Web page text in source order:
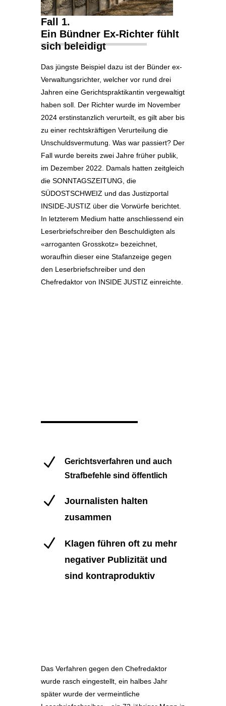
Fall 1.
Ein Bündner Ex-Richter fühlt
sich beleidigt
Das jüngste Beispiel dazu ist der Bünder ex-
Verwaltungsrichter, welcher vor rund drei
Jahren eine Gerichtspraktikantin vergewaltigt
haben soll. Der Richter wurde im November
2024 erstinstanzlich verurteilt, es gilt aber bis
zu einer rechtskräftigen Verurteilung die
Unschuldsvermutung. Was war passiert? Der
Fall wurde bereits zwei Jahre früher publik,
im Dezember 2022. Damals hatten zeitgleich
die SONNTAGSZEITUNG, die
SÜDOSTSCHWEIZ und das Justizportal
INSIDE-JUSTIZ über die Vorwürfe berichtet.
In letzterem Medium hatte anschliessend ein
Leserbriefschreiber den Beschuldigten als
«arroganten Grosskotz» bezeichnet,
woraufhin dieser eine Stafanzeige gegen
den Leserbriefschreiber und den
Chefredaktor von INSIDE JUSTIZ einreichte.
N
Gerichtsverfahren und auch
Strafbefehle sind öffentlich
N
Journalisten halten
zusammen
N
Klagen führen oft zu mehr
negativer Publizität und
sind kontraproduktiv
Das Verfahren gegen den Chefredaktor
wurde rasch eingestellt, ein halbes Jahr
später wurde der vermeintliche